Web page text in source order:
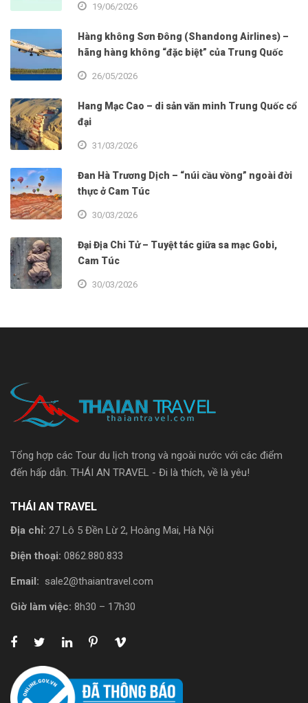
19/06/2026
Hàng không Sơn Đông (Shandong Airlines) –
hãng hàng không “đặc biệt” của Trung Quốc
26/05/2026
Hang Mạc Cao – di sản văn minh Trung Quốc cổ
đại
31/03/2026
Đan Hà Trương Dịch – “núi cầu vồng” ngoài đời
thực ở Cam Túc
30/03/2026
Đại Địa Chi Tử – Tuyệt tác giữa sa mạc Gobi,
Cam Túc
30/03/2026
Tổng hợp các Tour du lịch trong và ngoài nước với các điểm
đến hấp dẫn. THÁI AN TRAVEL - Đi là thích, về là yêu!
THÁI AN TRAVEL
Địa chỉ: 27 Lô 5 Đền Lừ 2, Hoàng Mai, Hà Nội
Điện thoại: 0862.880.833
Email: sale2@thaiantravel.com
Giờ làm việc: 8h30 – 17h30